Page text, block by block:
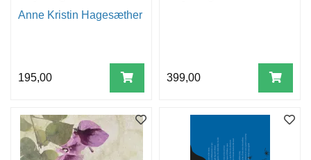
Anne Kristin Hagesæther
195,00 399,00